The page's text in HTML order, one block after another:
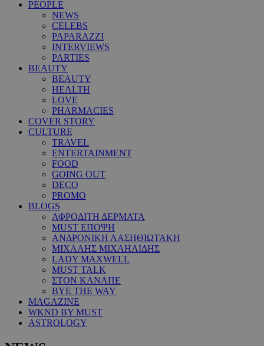
PEOPLE
NEWS
CELEBS
PAPARAZZI
INTERVIEWS
PARTIES
BEAUTY
BEAUTY
HEALTH
LOVE
PHARMACIES
COVER STORY
CULTURE
TRAVEL
ENTERTAINMENT
FOOD
GOING OUT
DECO
PROMO
BLOGS
ΑΦΡΟΔΙΤΗ ΔΕΡΜΑΤΑ
MUST ΕΠΟΨΗ
ΑΝΔΡΟΝΙΚΗ ΛΑΣΗΘΙΩΤΑΚΗ
ΜΙΧΑΛΗΣ ΜΙΧΑΗΛΙΔΗΣ
LADY MAXWELL
MUST TALK
ΣΤΟΝ ΚΑΝΑΠΕ
BYE THE WAY
MAGAZINE
WKND BY MUST
ASTROLOGY